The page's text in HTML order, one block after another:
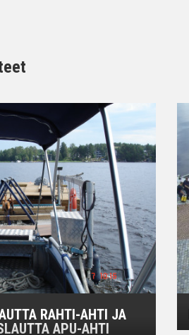
RAHTI-AHTI JA
APU-AHTI